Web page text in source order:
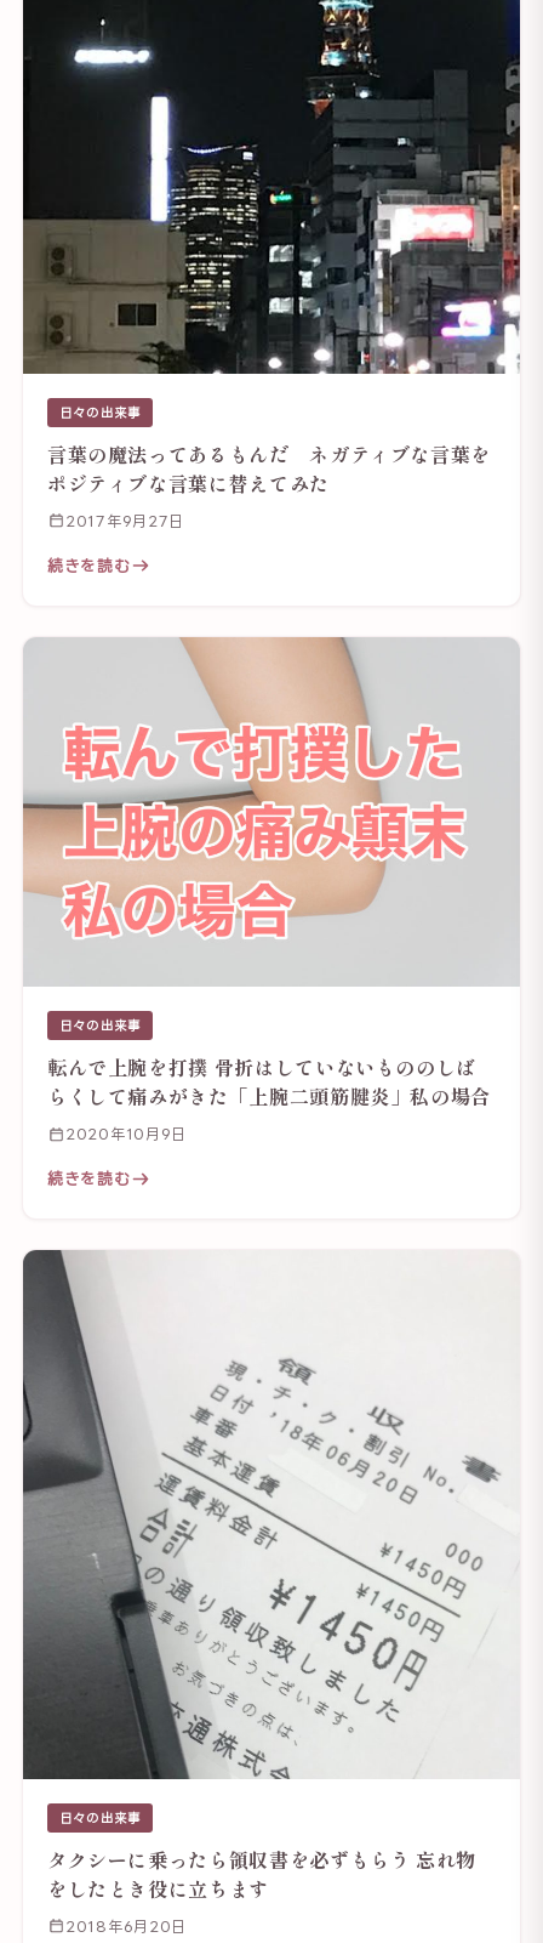
日々の出来事
言葉の魔法ってあるもんだ ネガティブな言葉を
ポジティブな言葉に替えてみた
2017年9月27日
続きを読む
日々の出来事
転んで上腕を打撲 骨折はしていないもののしば
らくして痛みがきた「上腕二頭筋腱炎」私の場合
2020年10月9日
続きを読む
日々の出来事
タクシーに乗ったら領収書を必ずもらう 忘れ物
をしたとき役に立ちます
2018年6月20日